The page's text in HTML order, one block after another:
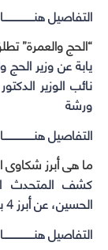
التفاصيل هنـــــــــــــــــــا
“الحج والعمرة”
يابة عن وزير
نائب الوزير
ورشة
التفاصيل هنـــــــــــــــــــا
ما هى أبرز شكاوى
كشف المتحدث
الحسين، عن ‏‫أبرز 4 بلاغات ترد للوزارة ضد المتاجر الإلكترونية.
التفاصيل هنـــــــــــــــــــا